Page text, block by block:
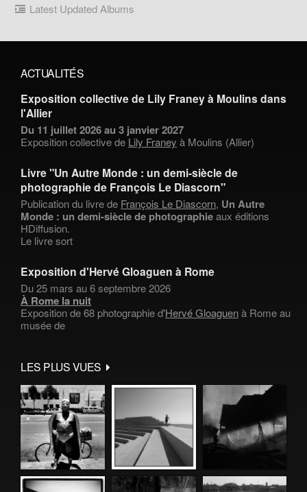
Latest Updated Albums
ACTUALITÉS
Exposition collective de Lily Franey à Moulins dans
l'Allier
Du 11 juillet 2026 au 3 janvier 2027
Exposition collective de Lily Franey à Moulins (Allier)
Livre "Un Autre Monde : un demi-siècle de
photographie de François Le Diascorn"
Publication du livre de François Le Diascorn, Un Autre
Monde : un demi-siècle de photographieaux éditions
HDiffusion.
Le livre sort
Exposition d'Hervé Gloaguen à Rome
Du 25 mars au 6 septembre 2026
À Rome la nuit
Exposition de 68 photographie d'Hervé Gloaguenà Rome au
musée de
LES PLUS VUES